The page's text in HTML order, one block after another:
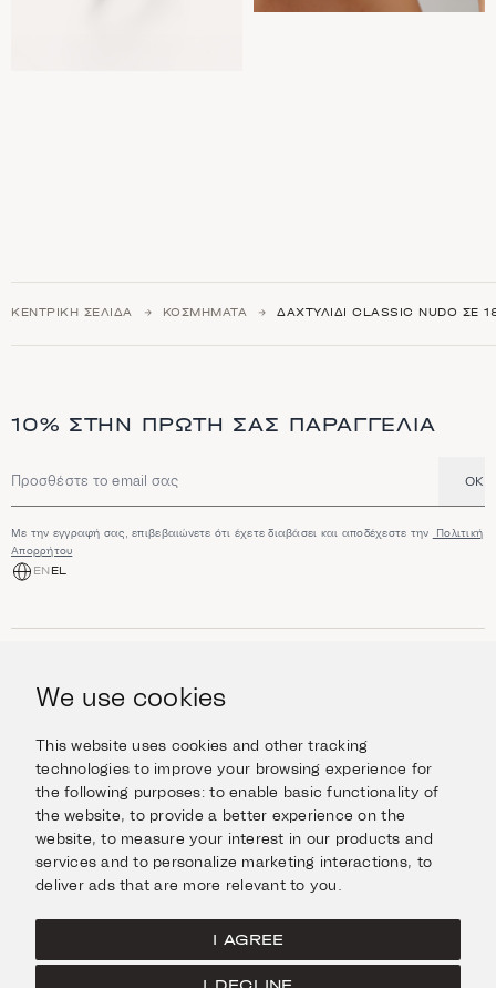
We use cookies
This website uses cookies and other tracking
technologies to improve your browsing experience for
the following purposes:to enable basic functionality of
the website,to provide a better experience on the
website,to measure your interest in our products and
services and to personalize marketing interactions, to
deliver ads that are more relevant to you
I AGREE
ΚΕΝΤΡΙΚΉ ΣΕΛΊΔΑ ΚΟΣΜΉΜΑΤΑ ΔΑΧΤΥΛΊΔΙ CLASSIC NUDO
10% ΣΤΗΝ ΠΡΏΤΗ ΣΑΣ ΠΑΡΑΓΓΕΛΊΑ
Διεύθυνση email OK
Με την εγγραφή σας, επιβεβαιώνετε ότι έχετε διαβάσει και αποδέχεστε την
Πολιτική
Απορρήτου
EN EL
Κοσμήματα
Ρολόγια
Ταξιδέψτε με Στυλ
ΠΛΗΡΟΦΟΡΊΕΣ
Βοήθεια και Ερωτήσεις
Αποστολές και επιστροφές
Επικοινωνήστε μαζί μας
ΣΧΕΤΙΚΆ ΜΕ ΕΜΆΣ
Η οικογένεια Ιμάνογλου
Τα καταστήματά μας
Facebook
Instagram
ΝΟΜΙΚΆ
Όροι χρήσης
Πολιτική Cookies